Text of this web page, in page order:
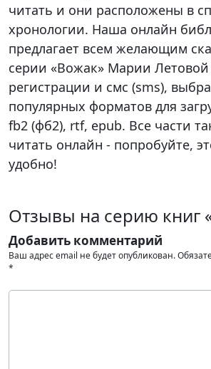
читать и они расположены в
хронологии. Наша онлайн
предлагает всем желающим
серии «Вожак» Марии Летовой
регистрации и смс (sms),
популярных форматов для
fb2 (фб2), rtf, epub. Все части
читать онлайн - попробуйте,
удобно!
Отзывы на серию книг
Добавить комментарий
Ваш адрес email не будет опубликован.
*